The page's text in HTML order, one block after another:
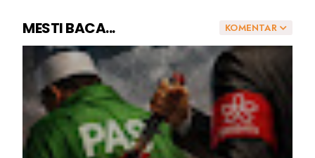
KOMENTAR
MESTI BACA...